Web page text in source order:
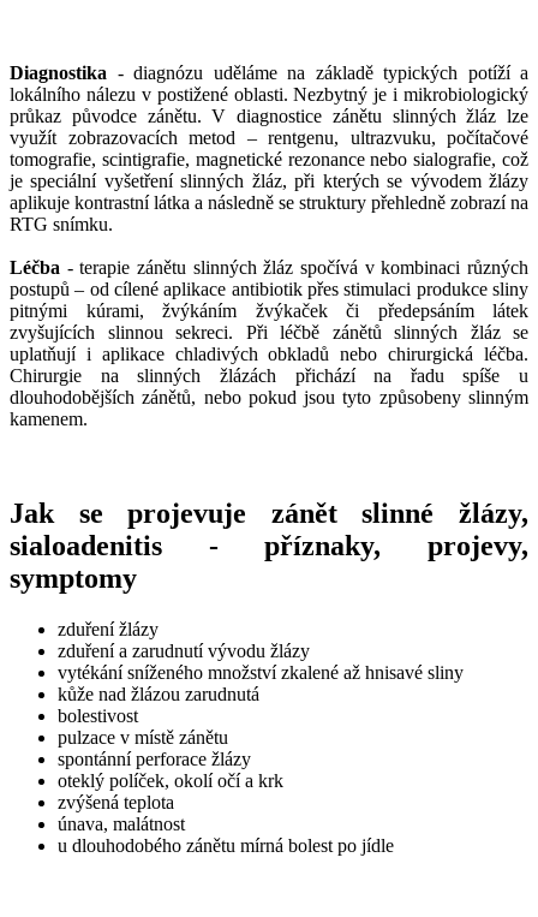
Diagnostika - diagnózu uděláme na základě typických potíží a
lokálního nálezu v postižené oblasti. Nezbytný je i mikrobiologický
průkaz původce zánětu. V diagnostice zánětu slinných žláz lze
využít zobrazovacích metod – rentgenu, ultrazvuku, počítačové
tomografie, scintigrafie, magnetické rezonance nebo sialografie, což
je speciální vyšetření slinných žláz, při kterých se vývodem žlázy
aplikuje kontrastní látka a následně se struktury přehledně zobrazí na
RTG snímku.
Léčba - terapie zánětu slinných žláz spočívá v kombinaci různých
postupů – od cílené aplikace antibiotik přes stimulaci produkce sliny
pitnými kúrami, žvýkáním žvýkaček či předepsáním látek
zvyšujících slinnou sekreci. Při léčbě zánětů slinných žláz se
uplatňují i aplikace chladivých obkladů nebo chirurgická léčba.
Chirurgie na slinných žlázách přichází na řadu spíše u
dlouhodobějších zánětů, nebo pokud jsou tyto způsobeny slinným
kamenem.
Jak se projevuje zánět slinné žlázy,
sialoadenitis - příznaky, projevy,
symptomy
zduření žlázy
zduření a zarudnutí vývodu žlázy
vytékání sníženého množství zkalené až hnisavé sliny
kůže nad žlázou zarudnutá
bolestivost
pulzace v místě zánětu
spontánní perforace žlázy
oteklý políček, okolí očí a krk
zvýšená teplota
únava, malátnost
u dlouhodobého zánětu mírná bolest po jídle